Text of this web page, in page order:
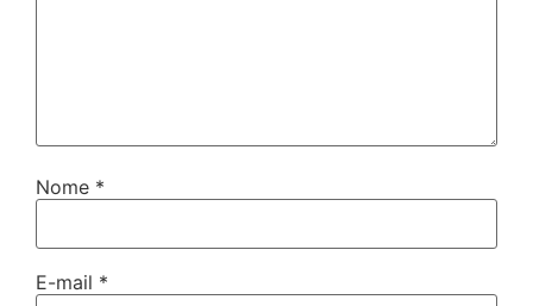
Nome *
E-mail *